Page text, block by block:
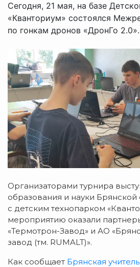
Сегодня, 21 мая, на базе
«Кванториум» состоялся
по гонкам дронов «ДронГо 2.0».
Организаторами турнира
образования и науки Брянской
с детским технопарком
мероприятию оказали
«Термотрон-Завод» и АО
завод (тм. RUMALT)».
Как сообщает Брянская